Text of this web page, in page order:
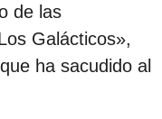
de las
Galácticos»,
ha sacudido al